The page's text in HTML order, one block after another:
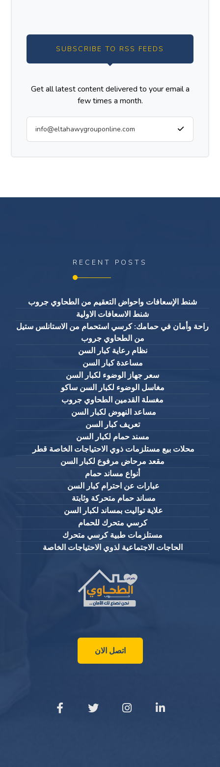
SUBSCRIBE TO RSS FEEDS
Get all latest content delivered to your email a
few times a month.
RECENT POSTS
شنط الإسعافات واحواض التعقيم من الطحاوي جروب
شنط الاسعافات الاولية
راحة وأمان في حمامك: كرسي استحمام من الاستانلس ستيل
من الطحاوي جروب
نظام رعاية كبار السن
مساعدة كبار السن
سعر جهاز الوضوء لكبار السن
مغاسل الوضوء لكبار السن ساكو
مغسلة القدمين الطحاوي جروب
مساعد النهوض لكبار السن
تعريف كبار السن
مسند حمام لكبار السن
محلات بيع مستلزمات ذوي الاحتياجات الخاصة قطر
مقعد مرحاض مرفوع لكبار السن
أنواع مساند حمام
عبارات عن احترام كبار السن
مساند حمام متحركة وثابتة
علاية تواليت بمساند لكبار السن
كرسي متحرك للحمام
مستلزمات طبية كرسي متحرك
الحاجات الاجتماعية لذوي الاحتياجات الخاصة
اتصل الان